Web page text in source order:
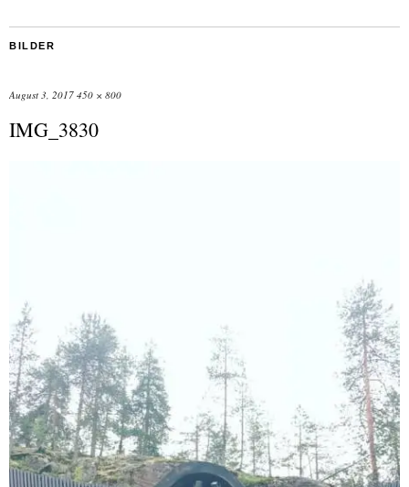
BILDER
August 3, 2017 450 × 800
IMG_3830